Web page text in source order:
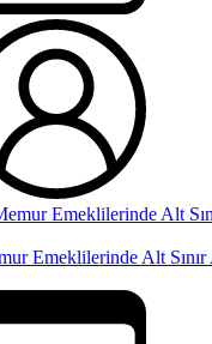
Emeklilerinde Alt Sınır